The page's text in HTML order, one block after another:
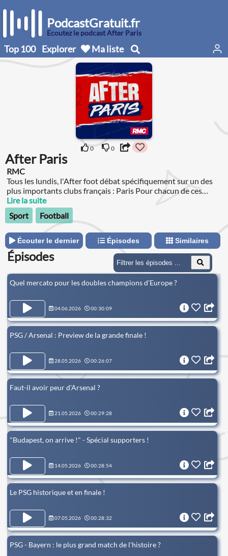
PodcastGratuit.fr
Écoutez le podcast After Paris
Top 100 Explorer Ma liste
0 0
After Paris
RMC
Tous les lundis, l'After foot débat spécifiquement sur un des
plus importants clubs français : Paris Pour chacun de ces
clubs, retrouvez en 15 minutes ce qui fait le sel et le piment de
l'After : évaluation des joueurs à la suite des matches du
weekend, puis deux débats basés sur les infos RMC SPORT.
Lire la suite
Sport
Football
Écouter le dernier Épisodes Similaires
Épisodes
Quel mercato pour les doubles champions d'Europe ?
04.06.2026 00:30:09
PSG / Arsenal : Preview de la grande finale !
28.05.2026 00:26:07
Faut-il avoir peur d'Arsenal ?
21.05.2026 00:29:28
"Budapest, on arrive !" - Spécial supporters !
14.05.2026 00:28:54
Le PSG historique et en finale !
07.05.2026 00:28:32
PSG - Bayern : le plus grand match de l'histoire ?